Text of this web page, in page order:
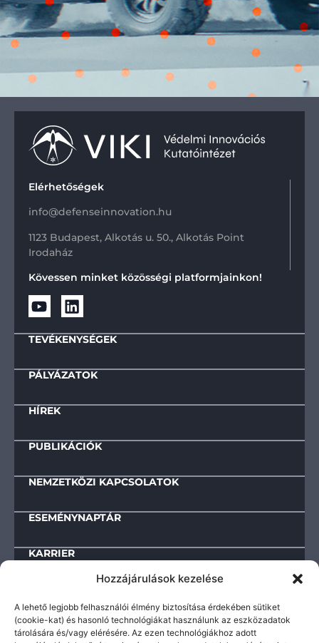
Hozzájárulások kezelése
A lehető legjobb felhasználói élmény biztosítása érdekében sütiket
(cookie-kat) és hasonló technológiákat használunk az eszközadatok
tárolására és/vagy elérésére. Az ezen technológiákhoz adott
Elérhetőségek
info@defenseinnovation.hu
1123 Budapest, Alkotás u. 50., Alkotás Point
Irodaház
Kövessen minket közösségi platformjainkon!
TEVÉKENYSÉGEK
PÁLYÁZATOK
HÍREK
PUBLIKÁCIÓK
NEMZETKÖZI KAPCSOLATOK
ESEMÉNYNAPTÁR
KARRIER
Letölthető dokumentumok